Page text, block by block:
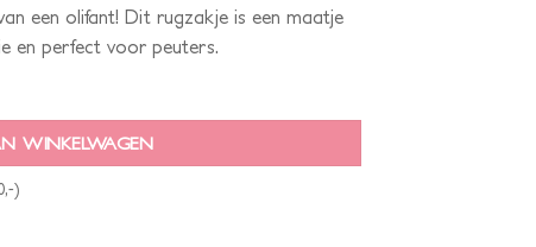
een olifant! Dit rugzakje is een maatje
en perfect voor peuters.
WINKELWAGEN
)